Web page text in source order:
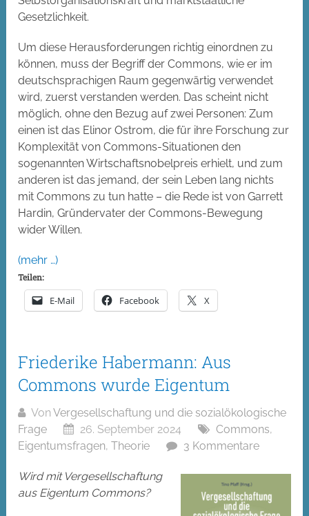
Gesetzlichkeit.
Um diese Herausforderungen richtig einordnen zu
können, muss der Begriff der Commons, wie er im
deutschsprachigen Raum gegenwärtig verwendet
wird, zuerst verstanden werden. Das scheint nicht
möglich, ohne den Bezug auf zwei Personen: Zum
einen ist das Elinor Ostrom, die für ihre Forschung zur
Komplexität von Commons-Situationen den
sogenannten Wirtschaftsnobelpreis erhielt, und zum
anderen ist das jemand, der sein Leben lang nichts
mit Commons zu tun hatte – die Rede ist von Garrett
Hardin, Gründervater der Commons-Bewegung
wider Willen.
(mehr …)
Teilen:
E-Mail Facebook X
Friederike Habermann: Aus
Commons wurde Eigentum
VonVergesellschaftung und die sozialökologische
Frage
26. September 2024 Commons,
Eigentumsfragen,Theorie 3 Kommentare
Wird mit Vergesellschaftung
aus Eigentum Commons?